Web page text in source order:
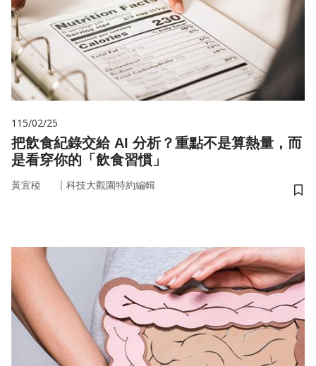
115/02/25
把飲食紀錄交給 AI 分析？重點不是算熱量，而
是看穿你的「飲食習慣」
黃宜稜 ｜ 科技大觀園特約編輯
儲